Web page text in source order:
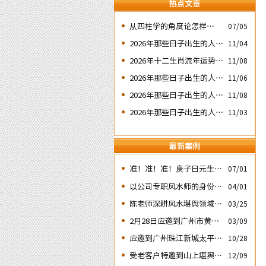
热点文章
​从四柱学的角度论怎样掌握
程中的灾祸
07/05
2026年那些日子出生的人会 11/04
2026年十二生肖流年运势概 11/08
2026年那些日子出生的人会 11/06
2026年那些日子出生的人会 11/08
2026年那些日子出生的人会
分析
11/03
最新案例
准！准！准！庚子日元生人
丙午流年的运势判断实例
07/01
以公司专职风水师的身份应
邀出席《星橙网络科技公
司》成立5周年庆典
04/01
陈老师深耕风水堪舆领域四
03/25
2月28日应邀到广州市黄埔
区为朋友的亲戚堪舆住房风
水
03/09
应邀到广州珠江新城太平洋
金融大厦堪舆调理风水
10/28
受老客户特邀到山上堪舆其
12/09